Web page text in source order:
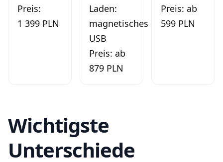
Preis:
1 399 PLN
Laden:
magnetisches
USB
Preis: ab
879 PLN
Preis: ab
599 PLN
Wichtigste
Unterschiede